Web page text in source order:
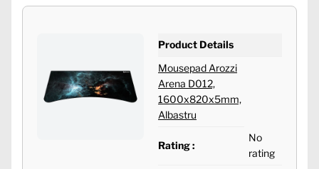
Product Details
Mousepad Arozzi
Arena D012,
1600x820x5mm,
Albastru
Rating :
No
rating